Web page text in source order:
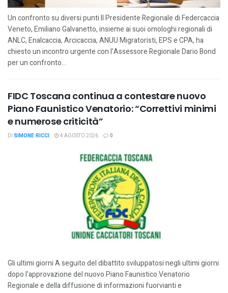
Un confronto su diversi punti Il Presidente Regionale di Federcaccia
Veneto, Emiliano Galvanetto, insieme ai suoi omologhi regionali di
ANLC, Enalcaccia, Arcicaccia, ANUU Migratoristi, EPS e CPA, ha
chiesto un incontro urgente con l’Assessore Regionale Dario Bond
per un confronto...
FIDC Toscana continua a contestare nuovo
Piano Faunistico Venatorio: “Correttivi minimi
e numerose criticità”
DI SIMONE RICCI 4 AGOSTO 2026 0
Gli ultimi giorni A seguito del dibattito sviluppatosi negli ultimi giorni
dopo l’approvazione del nuovo Piano Faunistico Venatorio
Regionale e della diffusione di informazioni fuorvianti e